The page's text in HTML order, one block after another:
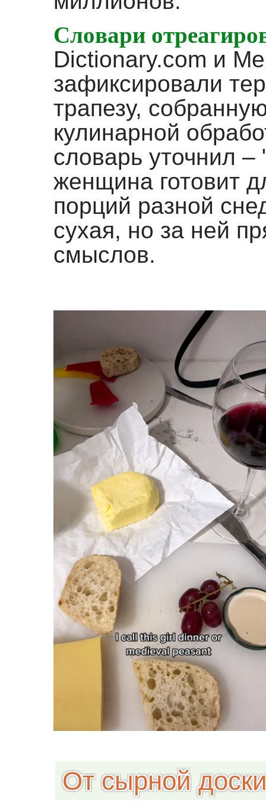
Словари
Dictionary.com и
зафиксировали
трапезу,
кулинарной
словарь уточнил –
женщина готовит
порций разной
сухая, но за ней
смыслов.
От сырной